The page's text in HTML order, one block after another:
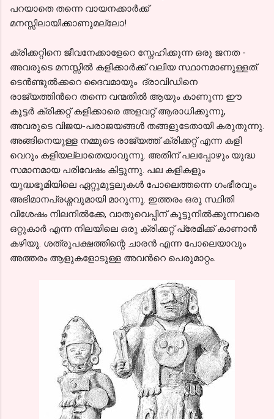
പറയാതെ തന്നെ വായനക്കാര്‍ക്ക്
മനസ്സിലായിക്കാണുമല്ലോ!
ക്രിക്കറ്റിനെ ജീവനേക്കാളേറെ സ്നേഹിക്കുന്ന ഒരു ജനത -
അവരുടെ മനസ്സില്‍ കളിക്കാര്‍ക്ക് വലിയ സ്ഥാനമാണുള്ളത്.
ടെന്‍ണ്ടുല്‍ക്കറെ ദൈവമായും ദ്രാവിഡിനെ
രാജ്യത്തിന്‍റെ തന്നെ വന്മതില്‍ ആയും കാണുന്ന ഈ
കൂട്ടര്‍ ക്രിക്കറ്റ് കളിക്കാരെ അളവറ്റ് ആരാധിക്കുന്നു,
അവരുടെ വിജയ-പരാജയങ്ങള്‍ തങ്ങളുടേതായി കരുതുന്നു.
അങ്ങിനെയുള്ള നമ്മുടെ രാജ്യത്ത് ക്രിക്കറ്റ് എന്ന കളി
വെറും കളിയല്ലാതെയാവുന്നു. അതിന് പലപ്പോഴും യുദ്ധ
സമാനമായ പരിവേഷം കിട്ടുന്നു. പല കളികളും
യുദ്ധഭൂമിയിലെ ഏറ്റുമുട്ടലുകള്‍ പോലെത്തന്നെ ഗംഭീരവും
അഭിമാനപ്രശ്നവുമായി മാറുന്നു. ഇത്തരം ഒരു സ്ഥിതി
വിശേഷം നിലനില്‍ക്കേ, വാതുവെപ്പിന് കൂട്ടുനില്‍ക്കുന്നവരെ
ഒറ്റുകാര്‍ എന്ന നിലയിലെ ഒരു ക്രിക്കറ്റ് പ്രേമിക്ക് കാണാന്‍
കഴിയൂ. ശത്രുപക്ഷത്തിന്റെ ചാരന്‍ എന്ന പോലെയാവും
അത്തരം ആളുകളോടുള്ള അവന്‍റെ പെരുമാറ്റം.